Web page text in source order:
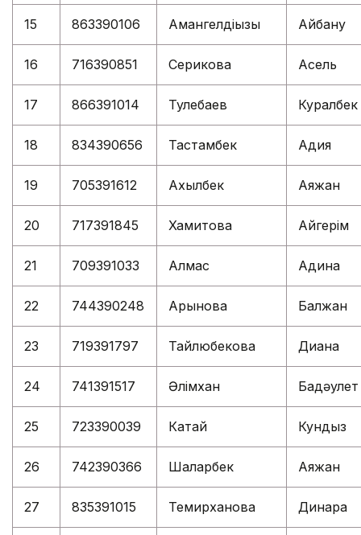
15 863390106 Амангелдіқызы Айбану
16 716390851 Серикова Асель
17 866391014 Тулебаев Куралбек
18 834390656 Тастамбек Адия
19 705391612 Ахылбек Аяжан
20 717391845 Хамитова Айгерім
21 709391033 Алмас Адина
22 744390248 Арынова Балжан
23 719391797 Тайлюбекова Диана
24 741391517 Әлімхан Бақдәулет
25 723390039 Катай Кундыз
26 742390366 Шалқарбек Аяжан
27 835391015 Темирханова Динара